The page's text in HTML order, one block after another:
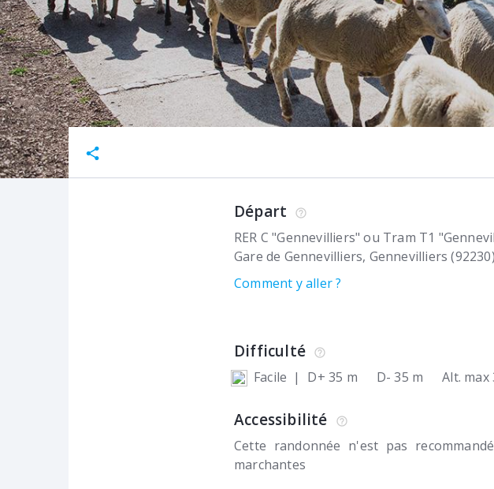
Départ
RER C "Gennevilliers" ou Tram T1
Gare de Gennevilliers Gennevilliers (92230)
Comment y aller ?
Difficulté
Facile | D+ 35 m D- 35 m Alt. max
Accessibilité
Cette randonnée n'est pas
marchantes